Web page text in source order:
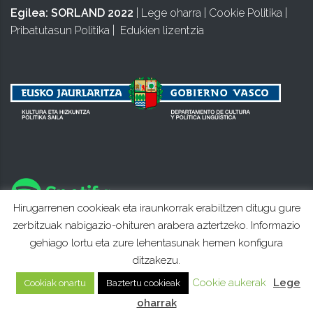
Egilea: SORLAND 2022 Lege oharra Cookie Politika
Pribatutasun Politika
Edukien lizentzia
Hirugarrenen cookieak eta iraunkorrak erabiltzen ditugu gure
zerbitzuak nabigazio-ohituren arabera aztertzeko. Informazio
gehiago lortu eta zure lehentasunak hemen konfigura
ditzakezu.
Cookiak onartu Baztertu cookieak Cookie aukerak
Lege
oharrak